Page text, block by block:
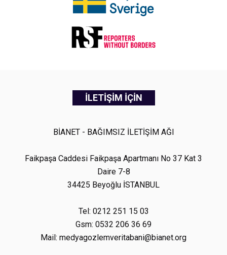
İLETİŞİM İÇİN
BİANET - BAĞIMSIZ İLETİŞİM AĞI
Faikpaşa Caddesi Faikpaşa Apartmanı No 37 Kat 3
Daire 7-8
34425 Beyoğlu İSTANBUL
Tel: 0212 251 15 03
Gsm: 0532 206 36 69
Mail: medyagozlemveritabani@bianet.org